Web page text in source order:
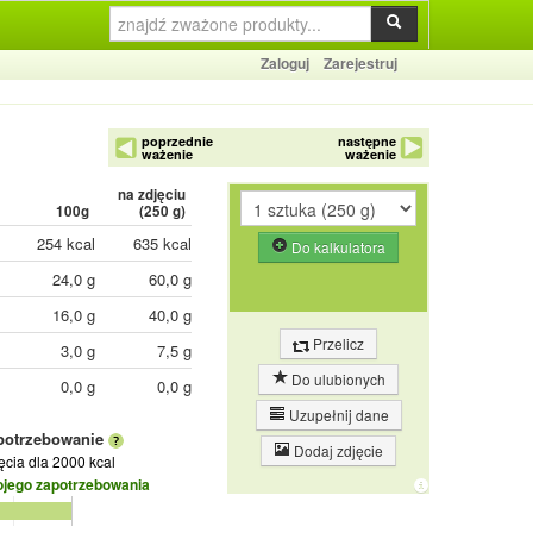
Zaloguj Zarejestruj
poprzednie
ważenie
następne
ważenie
100g
na zdjęciu
(250 g)
254 kcal
635 kcal
24,0 g
60,0 g
16,0 g
40,0 g
3,0 g
7,5 g
0,0 g
0,0 g
dla 2000 kcal
zapotrzebowania
Do kalkulatora
Przelicz
Do ulubionych
Uzupełnij dane
Dodaj zdjęcie